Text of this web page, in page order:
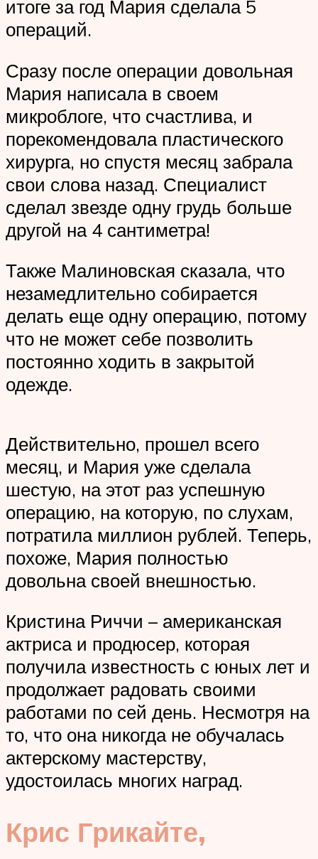
итоге за год Мария сделала 5
операций.
Сразу после операции довольная
Мария написала в своем
микроблоге, что счастлива, и
порекомендовала пластического
хирурга, но спустя месяц забрала
свои слова назад. Специалист
сделал звезде одну грудь больше
другой на 4 сантиметра!
Также Малиновская сказала, что
незамедлительно собирается
делать еще одну операцию, потому
что не может себе позволить
постоянно ходить в закрытой
одежде.
Действительно, прошел всего
месяц, и Мария уже сделала
шестую, на этот раз успешную
операцию, на которую, по слухам,
потратила миллион рублей. Теперь,
похоже, Мария полностью
довольна своей внешностью.
Кристина Риччи – американская
актриса и продюсер, которая
получила известность с юных лет и
продолжает радовать своими
работами по сей день. Несмотря на
то, что она никогда не обучалась
актерскому мастерству,
удостоилась многих наград.
Крис Грикайте,